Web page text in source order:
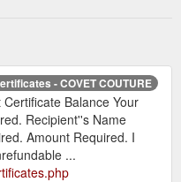
- COVET COUTURE
Balance Your
Recipient''s Name
Amount Required. I
...